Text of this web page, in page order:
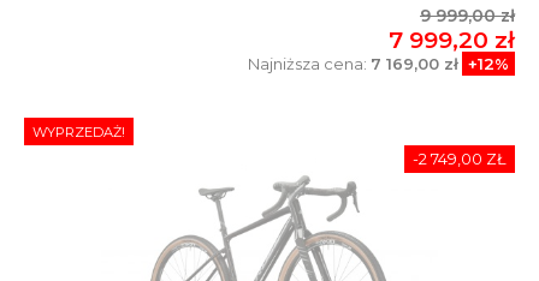
9 999,00 zł
7 999,20 zł
Najniższa cena: 7 169,00 zł +12%
WYPRZEDAŻ!
-2 749,00 ZŁ